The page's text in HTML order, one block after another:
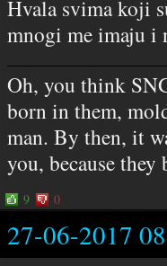
Hvala svima koji
mnogi me imaju i
Oh, you think
born in them,
man. By then, it
you, because
9 0
27-06-2017